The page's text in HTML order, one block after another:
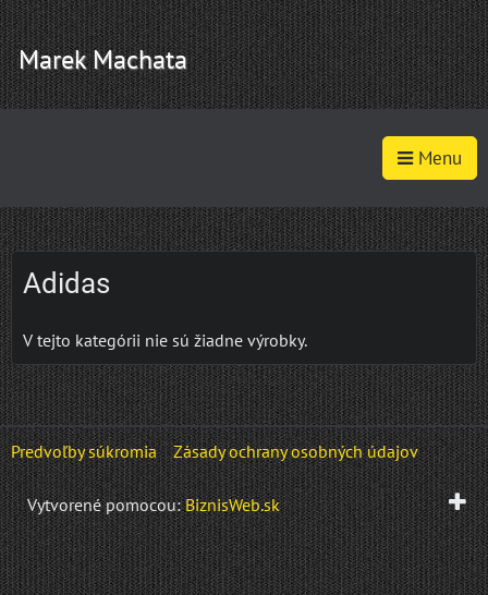
Marek Machata
Menu
Adidas
V tejto kategórii nie sú žiadne výrobky.
Predvoľby súkromia Zásady ochrany osobných údajov
Vytvorené pomocou:BiznisWeb.sk